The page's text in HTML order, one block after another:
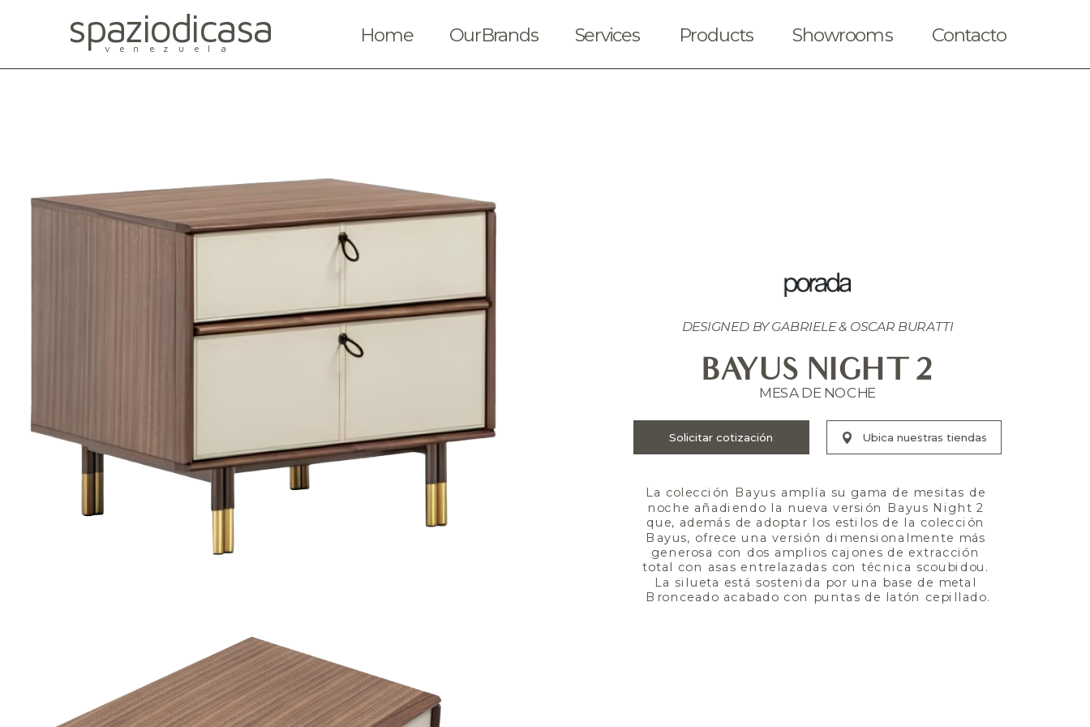
Ubica nuestras tiendas
DESIGNED BY GABRIELE & OSCAR BURATTI
BAYUS NIGHT 2
MESA DE NOCHE
La colección Bayus amplía su gama de mesitas de
noche añadiendo la nueva versión Bayus Night 2
que, además de adoptar los estilos de la colección
Bayus, ofrece una versión dimensionalmente más
generosa con dos amplios cajones de extracción
total con asas entrelazadas con técnica scoubidou.
La silueta está sostenida por una base de metal
Bronceado acabado con puntas de latón cepillado.
Home OurBrands Services Products Showrooms Contacto
spaziodicasa
venezuela